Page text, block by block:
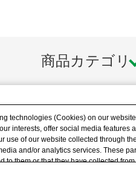
商品カテゴリ
technologies (Cookies) on our
interests, offer social media features
use of our website collected through
and/or analytics services. These
to them or that they have collected